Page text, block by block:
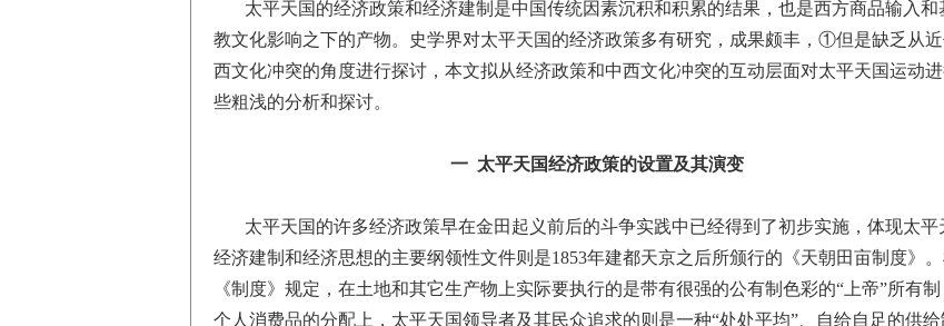
太平天国的经济政策和经济建制是中国传统因素沉积和积累的结果，也是西方商品输入和
教文化影响之下的产物。史学界对太平天国的经济政策多有研究，成果颇丰，①但是缺乏从近
西文化冲突的角度进行探讨，本文拟从经济政策和中西文化冲突的互动层面对太平天国运动
些粗浅的分析和探讨。
一 太平天国经济政策的设置及其演变
太平天国的许多经济政策早在金田起义前后的斗争实践中已经得到了初步实施，体现太平
经济建制和经济思想的主要纲领性文件则是1853年建都天京之后所颁行的《天朝田亩制度》
《制度》规定，在土地和其它生产物上实际要执行的是带有很强的公有制色彩的“上帝”所有制
个人消费品的分配上，太平天国领导者及其民众追求的则是一种“处处平均”、自给自足的供给